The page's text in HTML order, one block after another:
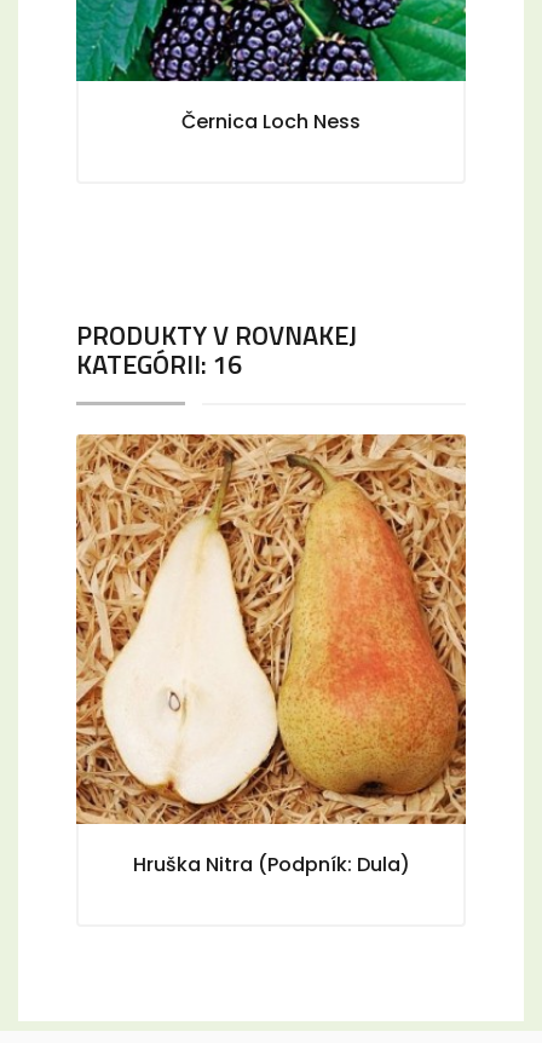
Černica Loch Ness
PRODUKTY V ROVNAKEJ
KATEGÓRII: 16
Hruška Nitra (Podpník: Dula)